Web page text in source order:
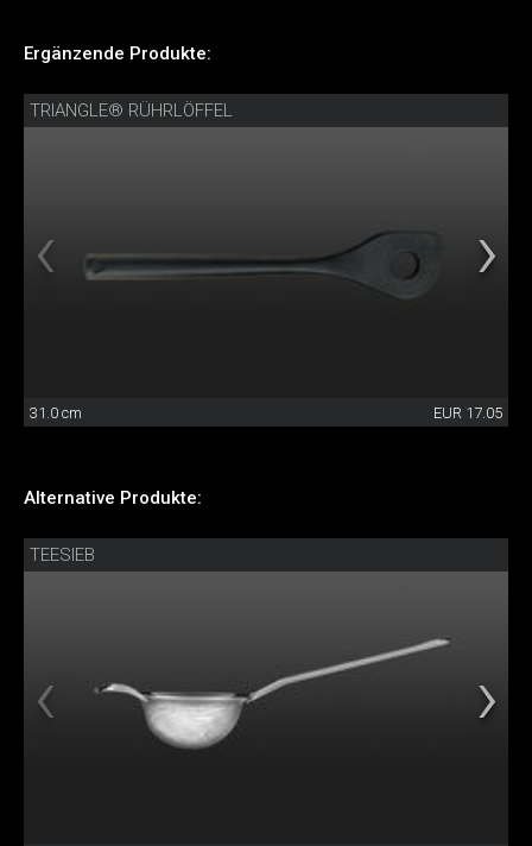
Ergänzende Produkte:
TRIANGLE® RÜHRLÖFFEL
31.0 cm EUR 17.05
Alternative Produkte:
TEESIEB